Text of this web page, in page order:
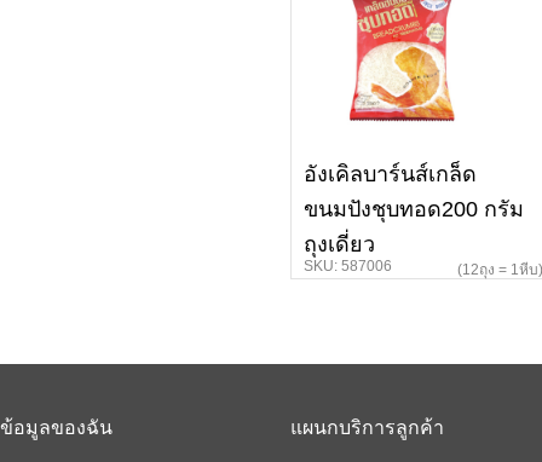
อังเคิลบาร์นส์เกล็ด
ขนมปังชุบทอด200 กรัม
ถุงเดี่ยว
SKU: 587006 (12ถุง = 1หีบ)
ข้อมูลของฉัน แผนกบริการลูกค้า